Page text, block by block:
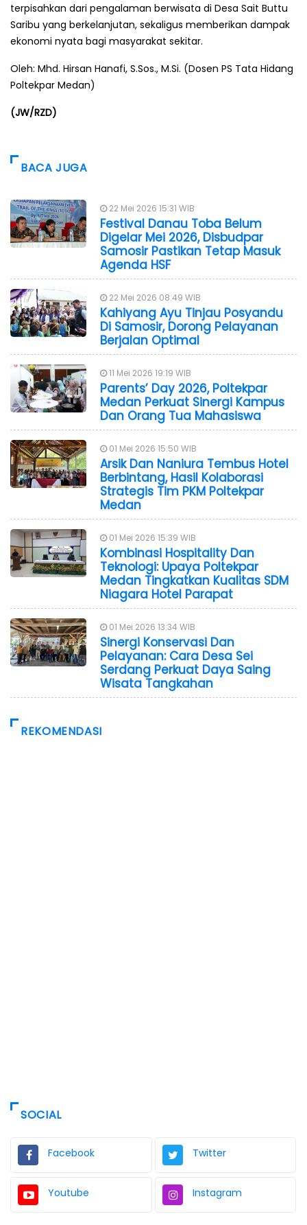
terpisahkan dari pengalaman berwisata di Desa Sait Buttu
Saribu yang berkelanjutan, sekaligus memberikan dampak
ekonomi nyata bagi masyarakat sekitar.
Oleh: Mhd. Hirsan Hanafi, S.Sos., M.Si. (Dosen PS Tata Hidang
Poltekpar Medan)
(JW/RZD)
BACA JUGA
22 Mei 2026 15:31 WIB
Festival Danau Toba Belum
Digelar Mei 2026, Disbudpar
Samosir Pastikan Tetap Masuk
Agenda HSF
22 Mei 2026 08:49 WIB
Kahiyang Ayu Tinjau Posyandu
Di Samosir, Dorong Pelayanan
Berjalan Optimal
11 Mei 2026 19:19 WIB
Parents’ Day 2026, Poltekpar
Medan Perkuat Sinergi Kampus
Dan Orang Tua Mahasiswa
01 Mei 2026 15:50 WIB
Arsik Dan Naniura Tembus Hotel
Berbintang, Hasil Kolaborasi
Strategis Tim PKM Poltekpar
Medan
01 Mei 2026 15:39 WIB
Kombinasi Hospitality Dan
Teknologi: Upaya Poltekpar
Medan Tingkatkan Kualitas SDM
Niagara Hotel Parapat
01 Mei 2026 13:34 WIB
Sinergi Konservasi Dan
Pelayanan: Cara Desa Sei
Serdang Perkuat Daya Saing
Wisata Tangkahan
REKOMENDASI
SOCIAL
Facebook Twitter
Youtube Instagram